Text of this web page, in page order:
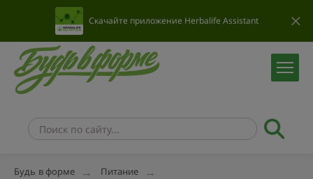
Скачайте приложение Herbalife Assistant
Будь в форме
Питание